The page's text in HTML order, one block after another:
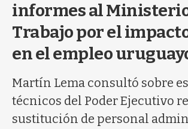
informes al
Trabajo por el
en el empleo
Martín Lema consultó sobre
técnicos del Poder Ejecutivo
sustitución de personal